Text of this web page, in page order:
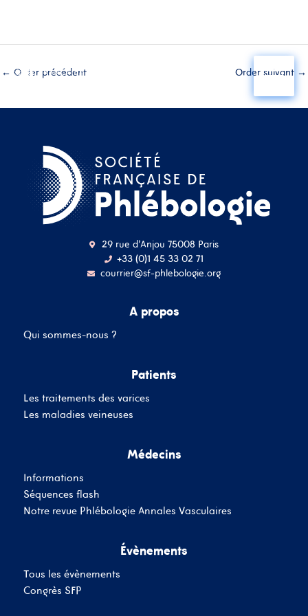
← Order précédent Order suivant →
29 rue d'Anjou 75008 Paris
+33 (0)1 45 33 02 71
courrier@sf-phlebologie.org
A propos
Qui sommes-nous ?
Patients
Les traitements des varices
Les maladies veineuses
Médecins
Informations
Séquences flash
Notre revue Phlébologie Annales Vasculaires
Évènements
Tous les évènements
Congrès SFP
adresse mail
Se souvenir de moi
SE CONNECTER
Inscrivez-Vous